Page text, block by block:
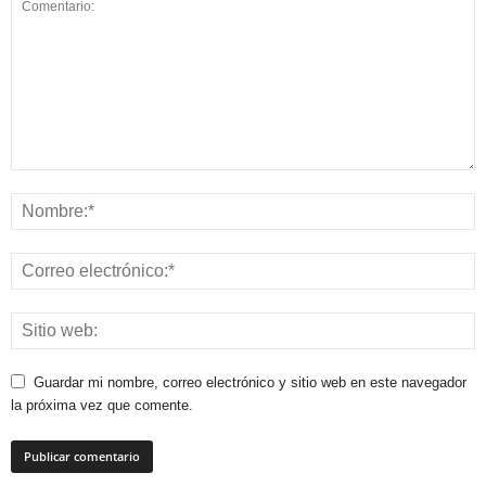
Guardar mi nombre, correo electrónico y sitio web en este navegador
la próxima vez que comente.